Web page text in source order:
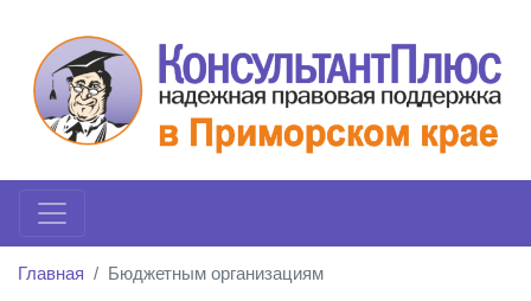
Главная Бюджетным организациям